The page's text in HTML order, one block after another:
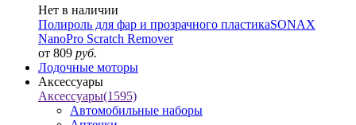
Нет в наличии
Полироль для фар и прозрачного пластикаSONAX
NanoPro Scratch Remover
от 809 руб.
Лодочные моторы
Аксессуары
Аксессуары(1595)
Автомобильные наборы